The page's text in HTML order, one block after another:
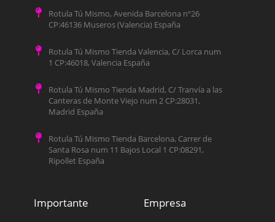
Rotula Tú Mismo, Avenida Barcelona nº26
CP:46136 Museros (Valencia) España
Rotula Tú Mismo Tienda Valencia, C/ Lorca num
1 CP:46018, Valencia España
Rotula Tú Mismo Tienda Madrid, C/ Tranvía a las
Canteras de Monte Viejo num 2 CP:28031,
Madrid España
Rotula Tú Mismo Tienda Barcelona, Carrer de
Santa Rosa num 11 Bajos Local 1 CP:08291,
Ripollet España
Importante Empresa